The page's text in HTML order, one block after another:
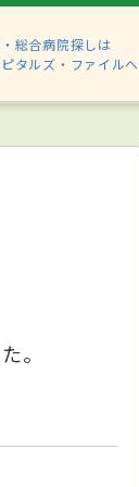
総合病院探しは
タルズ・ファイルへ
。